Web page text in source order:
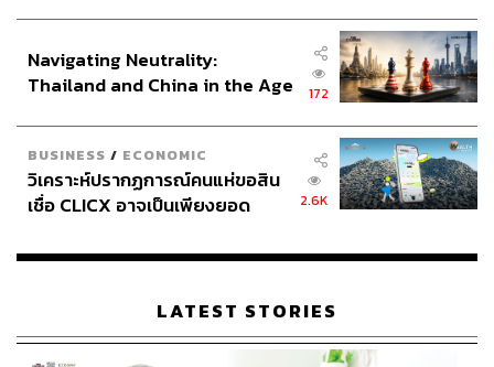
Navigating Neutrality:
Thailand and China in the Age
172
BUSINESS / ECONOMIC
วิเคราะห์ปรากฏการณ์คนแห่ขอสิน
เชื่อ CLICX อาจเป็นเพียงยอด
เรือนไทยที่ถูกซุกไว้
2.6K
LATEST STORIES